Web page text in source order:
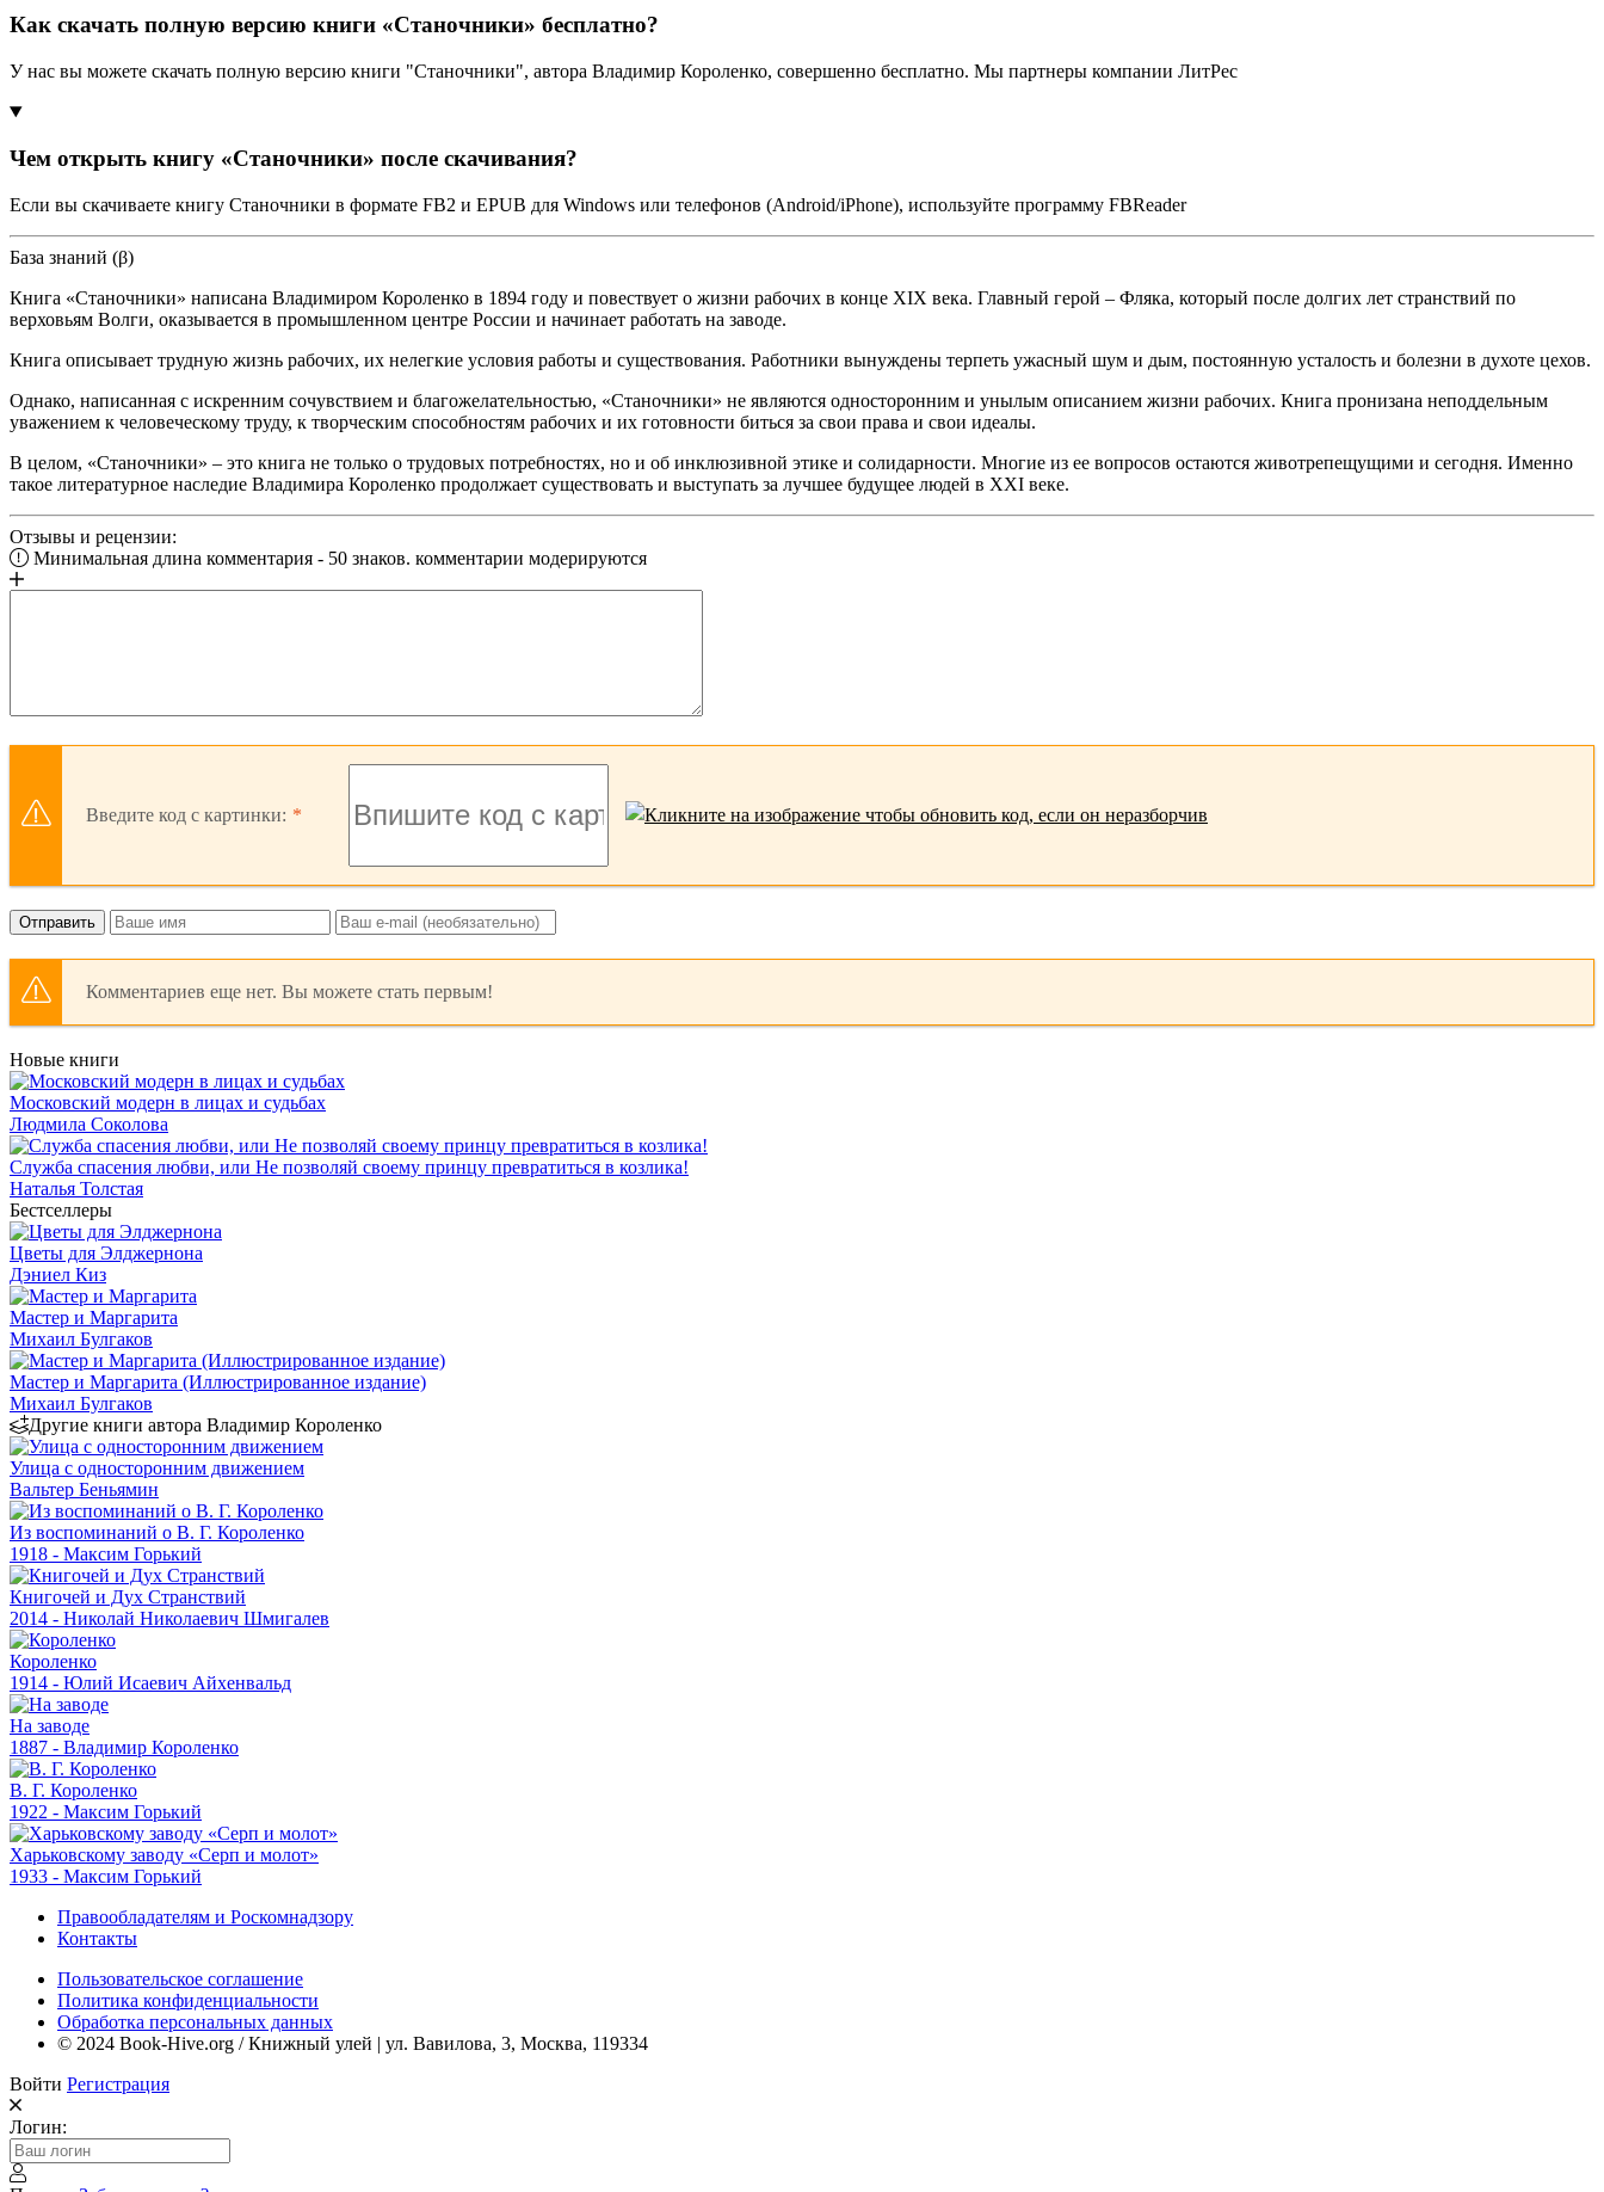
Как скачать полную версию книги «Станочники» бесплатно?
У нас вы можете скачать полную версию книги "Станочники", автора Владимир Короленко, совершенно бесплатно. Мы партнеры компании ЛитРес
Чем открыть книгу «Станочники» после скачивания?
Если вы скачиваете книгу Станочники в формате FB2 и EPUB для Windows или телефонов (Android/iPhone), используйте программу FBReader
База знаний (β)
Книга «Станочники» написана Владимиром Короленко в 1894 году и повествует о жизни рабочих в конце XIX века. Главный герой – Фляка, который после долгих лет странствий по
верховьям Волги, оказывается в промышленном центре России и начинает работать на заводе.
Книга описывает трудную жизнь рабочих, их нелегкие условия работы и существования. Работники вынуждены терпеть ужасный шум и дым, постоянную усталость и болезни в духоте цехов.
Однако, написанная с искренним сочувствием и благожелательностью, «Станочники» не являются односторонним и унылым описанием жизни рабочих. Книга пронизана неподдельным
уважением к человеческому труду, к творческим способностям рабочих и их готовности биться за свои права и свои идеалы.
В целом, «Станочники» – это книга не только о трудовых потребностях, но и об инклюзивной этике и солидарности. Многие из ее вопросов остаются животрепещущими и сегодня. Именно
такое литературное наследие Владимира Короленко продолжает существовать и выступать за лучшее будущее людей в XXI веке.
Отзывы и рецензии:
Минимальная длина комментария - 50 знаков. комментарии модерируются
Введите код с картинки:
Отправить
Комментариев еще нет. Вы можете стать первым!
Новые книги
Московский модерн в лицах и судьбах
Людмила Соколова
Служба спасения любви, или Не позволяй своему принцу превратиться в козлика!
Наталья Толстая
Бестселлеры
Цветы для Элджернона
Дэниел Киз
Мастер и Маргарита
Михаил Булгаков
Мастер и Маргарита (Иллюстрированное издание)
Михаил Булгаков
Другие книги автора Владимир Короленко
Улица с односторонним движением
Вальтер Беньямин
Из воспоминаний о В. Г. Короленко
1918 - Максим Горький
Книгочей и Дух Странствий
2014 - Николай Николаевич Шмигалев
Короленко
1914 - Юлий Исаевич Айхенвальд
На заводе
1887 - Владимир Короленко
В. Г. Короленко
1922 - Максим Горький
Харьковскому заводу «Серп и молот»
1933 - Максим Горький
Правообладателям и Роскомнадзору
Контакты
Пользовательское соглашение
Политика конфиденциальности
Обработка персональных данных
© 2024 Book-Hive.org / Книжный улей | ул. Вавилова, 3, Москва, 119334
Войти Регистрация
Логин: